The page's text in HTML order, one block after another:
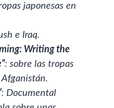
japonesas en
e Iraq.
Writing the
: sobre las tropas
: Documental